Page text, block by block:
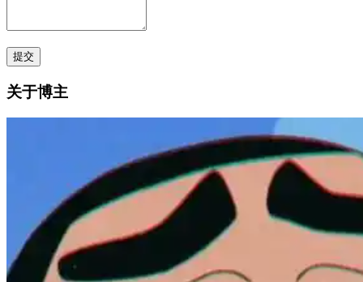
关于博主